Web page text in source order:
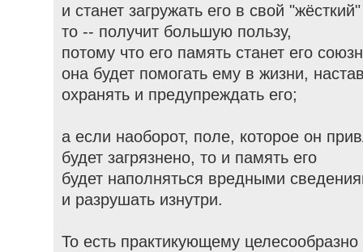
и станет загружать его в свой
то -- получит большую пользу,
потому что его память станет его
она будет помогать ему в жизни,
охранять и предупреждать его;
а если наоборот, поле, которое он
будет загрязнено, то и память его
будет наполняться вредными
и разрушать изнутри.
То есть практикующему целесообразно